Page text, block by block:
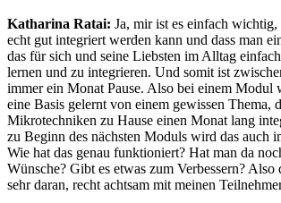
Katharina Ratai: Ja, mir ist es einfach wichtig,
echt gut integriert werden kann und dass man
das für sich und seine Liebsten im Alltag
lernen und zu integrieren. Und somit ist
immer ein Monat Pause. Also bei einem Modul
eine Basis gelernt von einem gewissen Thema,
Mikrotechniken zu Hause einen Monat lang
zu Beginn des nächsten Moduls wird das auch
Wie hat das genau funktioniert? Hat man da
Wünsche? Gibt es etwas zum Verbessern?
sehr daran, recht achtsam mit meinen